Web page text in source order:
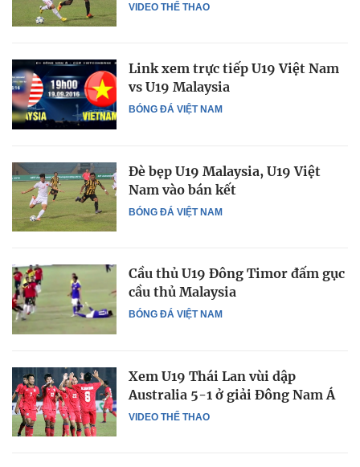
VIDEO THỂ THAO
BÓNG ĐÁ VIỆT NAM
Link xem trực tiếp U19 Việt Nam
vs U19 Malaysia
BÓNG ĐÁ VIỆT NAM
Đè bẹp U19 Malaysia, U19 Việt
Nam vào bán kết
BÓNG ĐÁ VIỆT NAM
Cầu thủ U19 Đông Timor đấm gục
cầu thủ Malaysia
VIDEO THỂ THAO
Xem U19 Thái Lan vùi dập
Australia 5-1 ở giải Đông Nam Á